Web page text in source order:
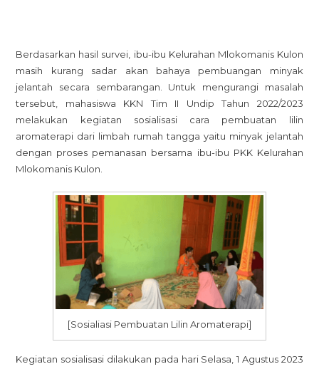
Berdasarkan hasil survei, ibu-ibu Kelurahan Mlokomanis Kulon
masih kurang sadar akan bahaya pembuangan minyak
jelantah secara sembarangan. Untuk mengurangi masalah
tersebut, mahasiswa KKN Tim II Undip Tahun 2022/2023
melakukan kegiatan sosialisasi cara pembuatan lilin
aromaterapi dari limbah rumah tangga yaitu minyak jelantah
dengan proses pemanasan bersama ibu-ibu PKK Kelurahan
Mlokomanis Kulon.
[Sosialiasi Pembuatan Lilin Aromaterapi]
Kegiatan sosialisasi dilakukan pada hari Selasa, 1 Agustus 2023